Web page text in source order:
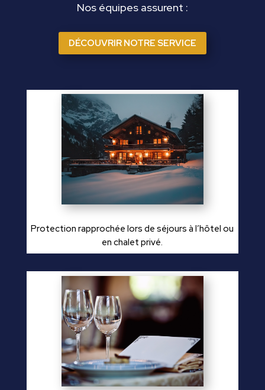
Nos équipes assurent :
DÉCOUVRIR NOTRE SERVICE
Protection rapprochée lors de séjours à l’hôtel ou
en chalet privé.